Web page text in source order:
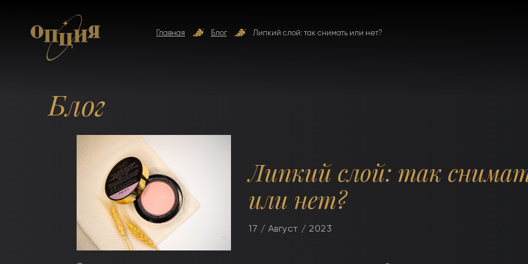
Главная Блог Липкий слой: так снимать или нет?
Блог
Липкий слой: так
или нет?
17 / Август / 2023